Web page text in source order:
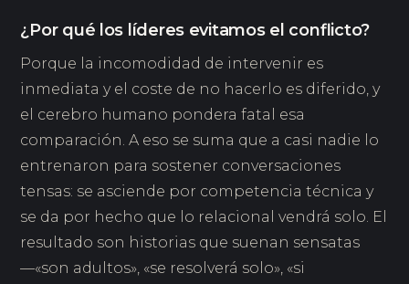
¿Por qué los líderes evitamos el conflicto?
Porque la incomodidad de intervenir es
inmediata y el coste de no hacerlo es diferido, y
el cerebro humano pondera fatal esa
comparación. A eso se suma que a casi nadie lo
entrenaron para sostener conversaciones
tensas: se asciende por competencia técnica y
se da por hecho que lo relacional vendrá solo. El
resultado son historias que suenan sensatas
—«son adultos», «se resolverá solo», «si